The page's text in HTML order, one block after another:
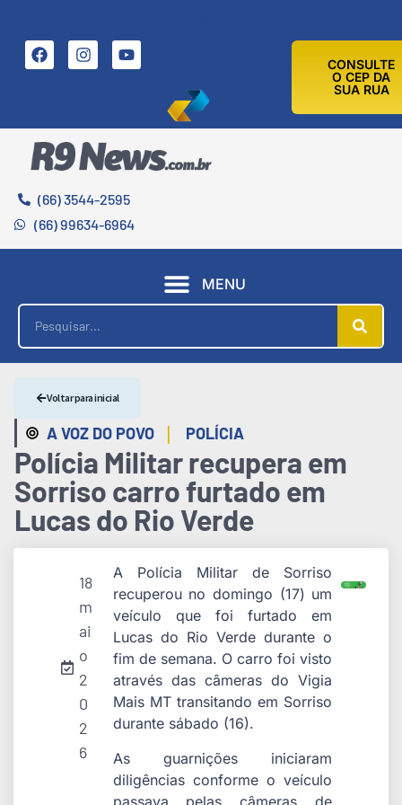
CONSULTE
O CEP DA
SUA RUA
(66) 3544-2595
(66) 99634-6964
MENU
A VOZ DO POVO | POLÍCIA
Voltar para inicial
Polícia Militar recupera em
Sorriso carro furtado em
Lucas do Rio Verde
18
m
ai
o
2
0
2
6
A Polícia Militar de Sorriso
recuperou no domingo (17) um
veículo que foi furtado em
Lucas do Rio Verde durante o
fim de semana. O carro foi visto
através das câmeras do Vigia
Mais MT transitando em Sorriso
durante sábado (16).
As guarnições iniciaram
diligências conforme o veículo
passava pelas câmeras de